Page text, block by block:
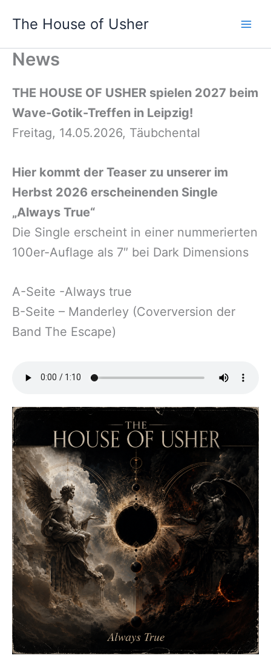
InhaltThe House of Usher
News
THE HOUSE OF USHER spielen 2027 beim
Wave-Gotik-Treffen in Leipzig!
Freitag, 14.05.2026, Täubchental
Hier kommt der Teaser zu unserer im
Herbst 2026 erscheinenden Single
„Always True“
Die Single erscheint in einer nummerierten
100er-Auflage als 7″ bei Dark Dimensions
A-Seite -Always true
B-Seite – Manderley (Coverversion der
Band The Escape)